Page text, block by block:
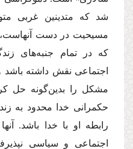
شد كه متدینین غربى
مسیحیت در دست آنهاست،
كه در تمام جنبه‌هاى
اجتماعى نقش داشته باشد
مشكل را بدین‌گونه حل
حكمرانى خدا محدود به
رابطه او با خدا باشد.
اجتماعى و سیاسى